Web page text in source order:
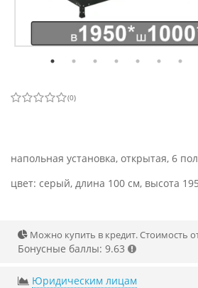
(0)
напольная установка, открытая, 6
цвет: серый, длина 100 см, высота
Можно купить в кредит. Стоимость
Бонусные баллы: 9.63
Юридическим лицам